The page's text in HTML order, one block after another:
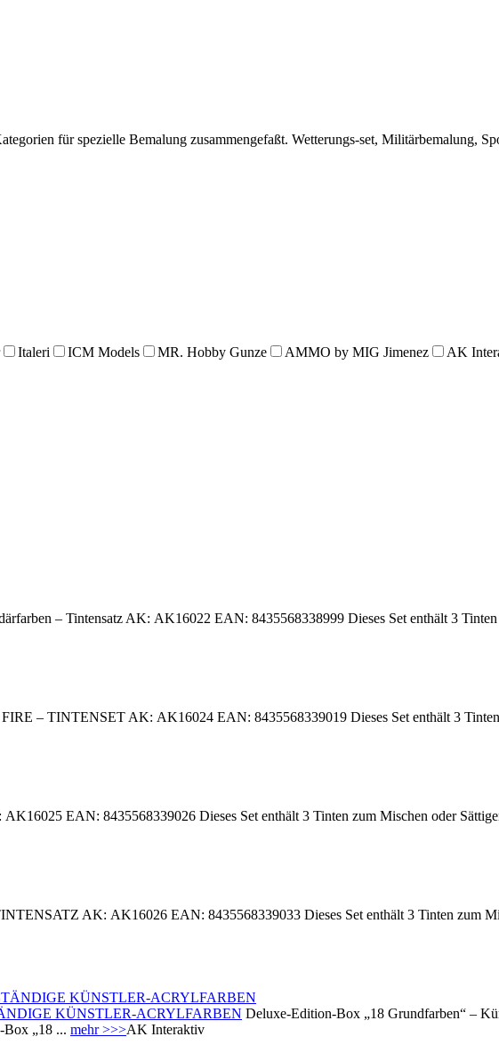
für spezielle Bemalung zusammengefaßt. Wetterungs-set, Militärbemalung,
Italeri ICM Models MR. Hobby Gunze AMMO by MIG Jimenez AK
– Tintensatz AK: AK16022 EAN: 8435568338999 Dieses Set enthält 3
– TINTENSET AK: AK16024 EAN: 8435568339019 Dieses Set enthält 3
EAN: 8435568339026 Dieses Set enthält 3 Tinten zum Mischen oder
AK: AK16026 EAN: 8435568339033 Dieses Set enthält 3 Tinten zum
KÜNSTLER-ACRYLFARBEN Deluxe-Edition-Box „18 Grundfarben“ –
„18 ... mehr >>>AK Interaktiv